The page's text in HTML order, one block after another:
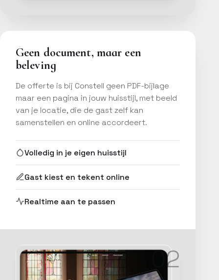
Geen document, maar een
beleving
De offerte is bij Constell geen PDF-bijlage
maar een pagina in jouw huisstijl, met beeld
van je locatie, die de gast zelf kan
samenstellen en online accordeert.
Volledig in je eigen huisstijl
Gast kiest en tekent online
Realtime aan te passen
02